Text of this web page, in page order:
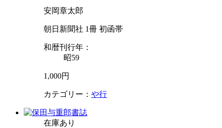
安岡章太郎
朝日新聞社 1冊 初函帯
和暦刊行年：
昭59
1,000円
カテゴリー： や行
在庫あり